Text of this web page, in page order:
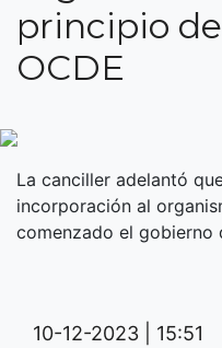
principio
OCDE
La canciller adelantó
incorporación al
comenzado el gobierno
10-12-2023 | 15:51